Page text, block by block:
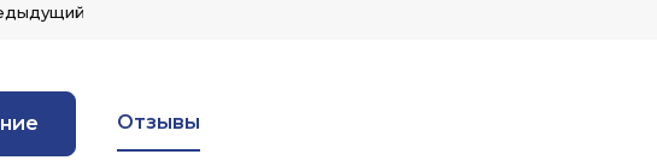
Отзывы